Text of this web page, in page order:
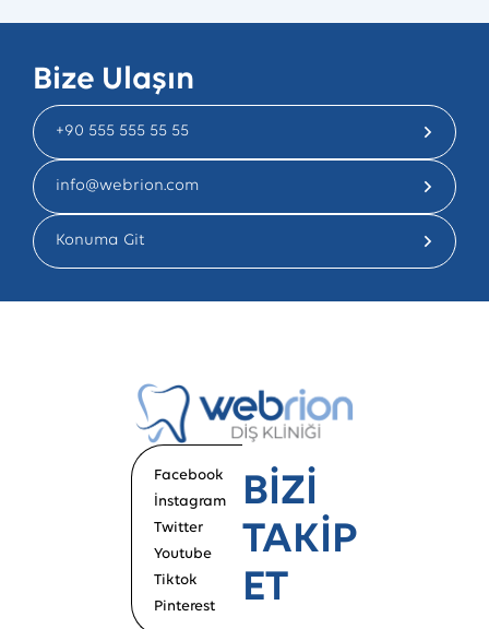
Facebook
İnstagram
Twitter
Youtube
Tiktok
Pinterest
BİZİ
TAKİP
ET
Bize Ulaşın
+90 555 555 55 55
info@webrion.com
Konuma Git